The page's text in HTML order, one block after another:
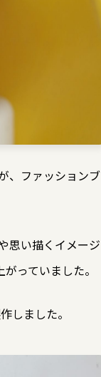
、ファッションブ
思い描くイメージ
がっていました。
しました。